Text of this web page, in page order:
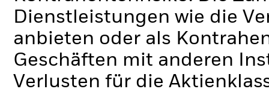
Dienstleistungen wie die
anbieten oder als
Geschäften mit anderen
Verlusten für die